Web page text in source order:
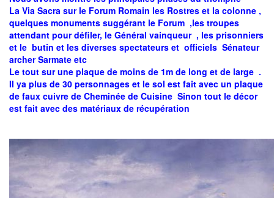
La Via Sacra sur le Forum Romain les Rostres et la colonne ,
quelques monuments suggérant le Forum ,les troupes
attendant pour défiler, le Général vainqueur , les prisonniers
et le butin et les diverses spectateurs et officiels Sénateur
archer Sarmate etc
Le tout sur une plaque de moins de 1m de long et de large .
Il ya plus de 30 personnages et le sol est fait avec un plaque
de faux cuivre de Cheminée de Cuisine Sinon tout le décor
est fait avec des matériaux de récupération